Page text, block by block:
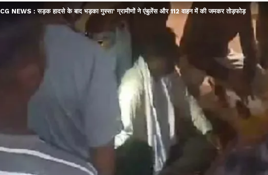
CG NEWS : सड़क हादसे के बाद भड़का गुस्सा’ ग्रामीणों ने एंबुलेंस और 112 वाहन में की जमकर तोड़फोड़